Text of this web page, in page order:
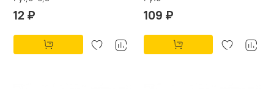
12 ₽ 109 ₽